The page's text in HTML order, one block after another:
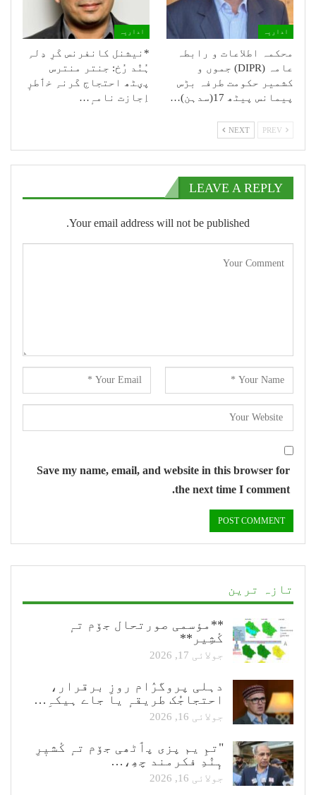
اداریہ
محکمہ اطلاعات و رابطہ
عامہ (DIPR) جموں و
کشمیر حکومت طرفہ بڑس
پیمانس پیٹھ 17(سدہن)…
اداریہ
*نیشنل کانفرنس کَرِ دِلہِ
ہُنٛد رُخ: جنتر منترس
پؠٹھ احتجاج کَرنہِ خٲطرٕ
اِجازت نامہٕ…
NEXT
LEAVE A REPLY
Your email address will not be published.
Save my name, email, and website in this browser for
the next time I comment.
تازہ ترین
**مؤسمی صورتحال جۆم تہٕ
کٔشِیر**
جولائی 17, 2026
دہلی پروگرٛام روزِ برقرار،
احتجاجُک طریقہٕ یا جاے ہیکہِ…
جولائی 16, 2026
"تمِ یم پزی پٲٹھی جۆم تہٕ کٔشیٖرِ
ہٕنٛدِ فکرمند چھِ،…
جولائی 16, 2026